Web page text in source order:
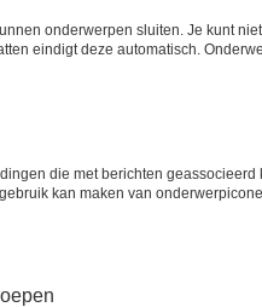
onderwerpen sluiten. Je kunt
eindigt deze automatisch.
die met berichten
kan maken van